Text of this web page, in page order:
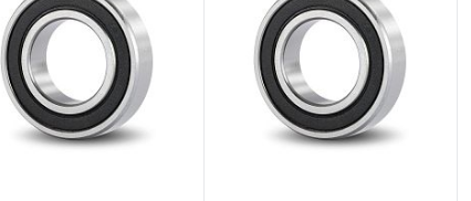
Купить в 1
К
сравнению
В избранное
В наличии
Купить в 1
К
сравнению
В избранное
В наличии